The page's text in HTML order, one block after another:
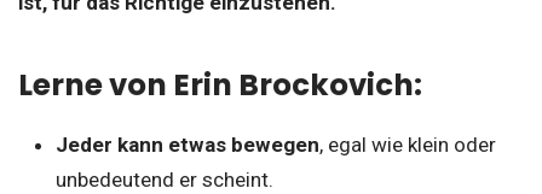
Lerne von Erin Brockovich:
Jeder kann etwas bewegen, egal wie klein oder
unbedeutend er scheint.